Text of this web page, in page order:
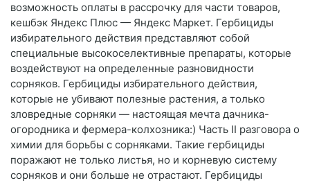
возможность оплаты в рассрочку для части товаров,
кешбэк Яндекс Плюс — Яндекс Маркет. Гербициды
избирательного действия представляют собой
специальные высокоселективные препараты, которые
воздействуют на определенные разновидности
сорняков. Гербициды избирательного действия,
которые не убивают полезные растения, а только
зловредные сорняки — настоящая мечта дачника-
огородника и фермера-колхозника:) Часть II разговора о
химии для борьбы с сорняками. Такие гербициды
поражают не только листья, но и корневую систему
сорняков и они больше не отрастают. Гербициды